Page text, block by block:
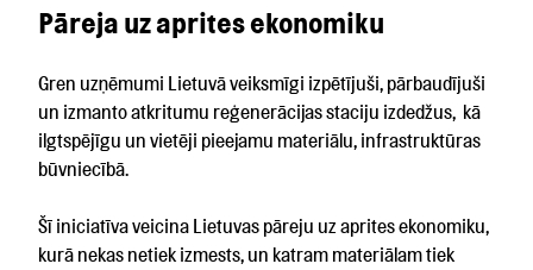
Pāreja uz aprites ekonomiku
Gren uzņēmumi Lietuvā veiksmīgi izpētījuši, pārbaudījuši
un izmanto atkritumu reģenerācijas staciju izdedžus, kā
ilgtspējīgu un vietēji pieejamu materiālu, infrastruktūras
būvniecībā.
Šī iniciatīva veicina Lietuvas pāreju uz aprites ekonomiku,
kurā nekas netiek izmests, un katram materiālam tiek